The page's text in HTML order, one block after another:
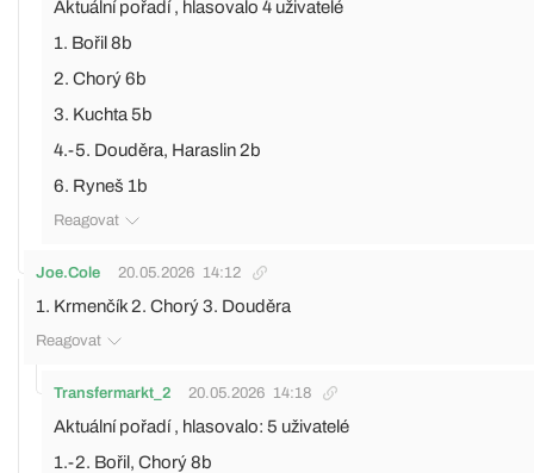
Aktuální pořadí , hlasovalo 4 uživatelé
1. Bořil 8b
2. Chorý 6b
3. Kuchta 5b
4.-5. Douděra, Haraslin 2b
6. Ryneš 1b
Reagovat
Joe.Cole 20.05.2026 14:12
1. Krmenčík 2. Chorý 3. Douděra
Reagovat
Transfermarkt_2 20.05.2026 14:18
Aktuální pořadí , hlasovalo: 5 uživatelé
1.-2. Bořil, Chorý 8b